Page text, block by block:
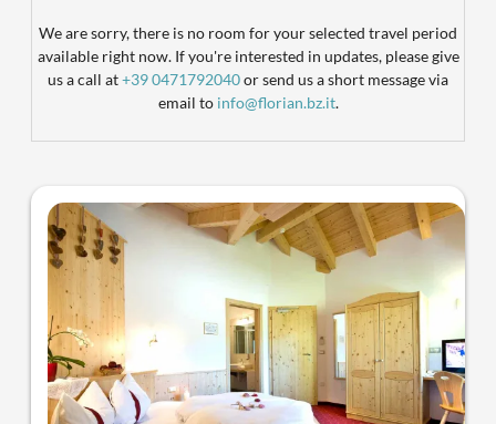
We are sorry, there is no room for your selected travel period
available right now. If you're interested in updates, please give
us a call at+39 0471792040or send us a short message via
email to info@florian.bz.it.